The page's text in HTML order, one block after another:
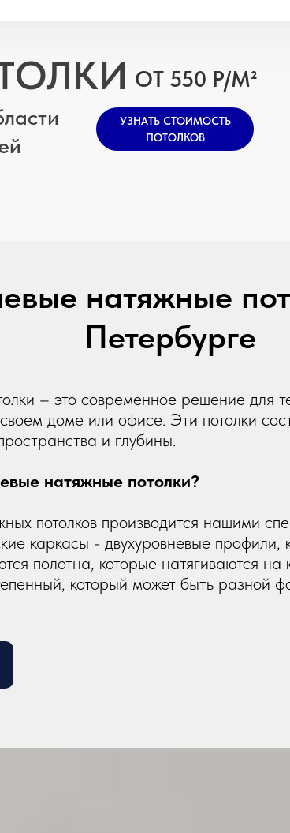
ОТ 550 Р/М²
УЗНАТЬ СТОИМОСТЬ
ПОТОЛКОВ
натяжные
Петербурге
– это современное решение для
доме или офисе. Эти потолки
и глубины.
натяжные потолки?
потолков производится нашими
каркасы - двухуровневые
полотна, которые натягиваются
который может быть разной